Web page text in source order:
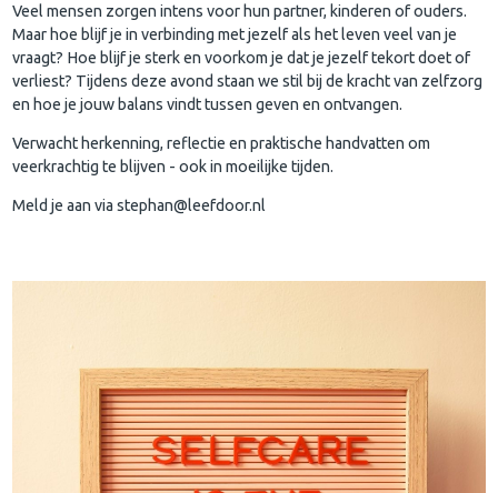
Veel mensen zorgen intens voor hun partner, kinderen of ouders.
Maar hoe blijf je in verbinding met jezelf als het leven veel van je
vraagt? Hoe blijf je sterk en voorkom je dat je jezelf tekort doet of
verliest? Tijdens deze avond staan we stil bij de kracht van zelfzorg
en hoe je jouw balans vindt tussen geven en ontvangen.
Verwacht herkenning, reflectie en praktische handvatten om
veerkrachtig te blijven - ook in moeilijke tijden.
Meld je aan via stephan@leefdoor.nl